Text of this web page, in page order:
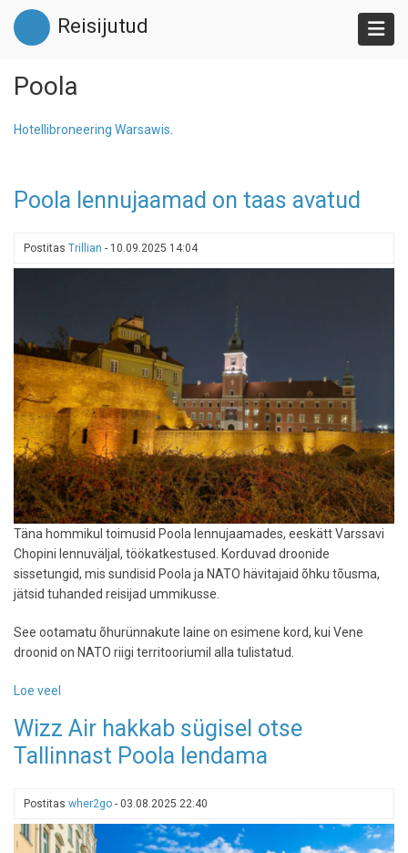
Liigu
edasi
põhisisu
Reisijutud
Poola
Hotellibroneering Warsawis
Poola lennujaamad on taas avatud
Postitas Trillian - 10.09.2025 14:04
Täna hommikul toimusid Poola lennujaamades, eeskätt Varssavi
Chopini lennuväljal, töökatkestused. Korduvad droonide
sissetungid, mis sundisid Poola ja NATO hävitajaid õhku tõusma,
jätsid tuhanded reisijad ummikusse.
See ootamatu õhurünnakute laine on esimene kord, kui Vene
droonid on NATO riigi territooriumil alla tulistatud.
Loe veel
lennujaamad
on
Wizz Air hakkab sügisel otse
Tallinnast Poola lendama
Postitas wher2go - 03.08.2025 22:40